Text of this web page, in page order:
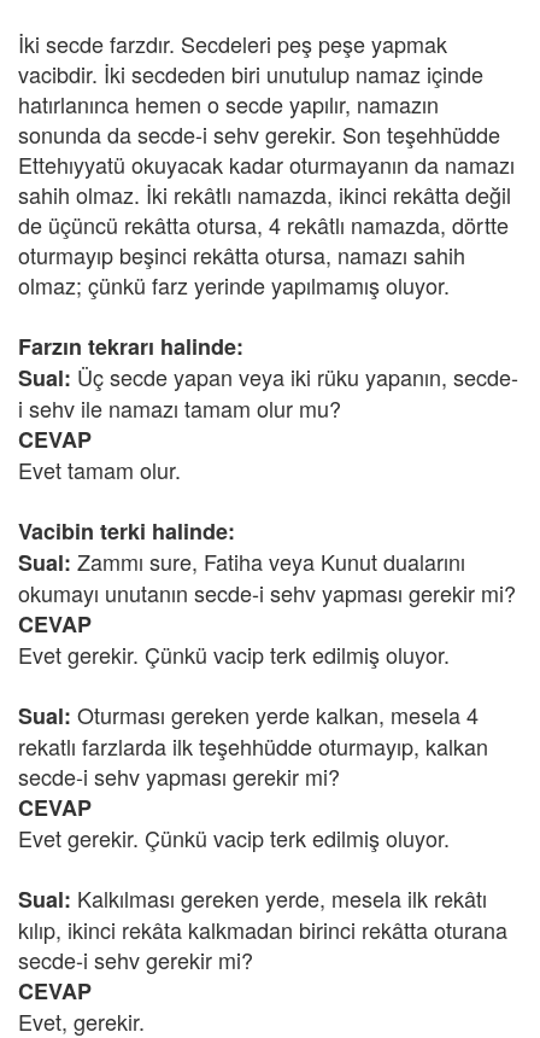
İki secde farzdır. Secdeleri peş peşe yapmak
vacibdir. İki secdeden biri unutulup namaz içinde
hatırlanınca hemen o secde yapılır, namazın
sonunda da secde-i sehv gerekir. Son teşehhüdde
Ettehıyyatü okuyacak kadar oturmayanın da namazı
sahih olmaz. İki rekâtlı namazda, ikinci rekâtta değil
de üçüncü rekâtta otursa, 4 rekâtlı namazda, dörtte
oturmayıp beşinci rekâtta otursa, namazı sahih
olmaz; çünkü farz yerinde yapılmamış oluyor.
Farzın tekrarı halinde:
Sual: Üç secde yapan veya iki rüku yapanın, secde-
i sehv ile namazı tamam olur mu?
CEVAP
Evet tamam olur.
Vacibin terki halinde:
Sual: Zammı sure, Fatiha veya Kunut dualarını
okumayı unutanın secde-i sehv yapması gerekir mi?
CEVAP
Evet gerekir. Çünkü vacip terk edilmiş oluyor.
Sual: Oturması gereken yerde kalkan, mesela 4
rekatlı farzlarda ilk teşehhüdde oturmayıp, kalkan
secde-i sehv yapması gerekir mi?
CEVAP
Evet gerekir. Çünkü vacip terk edilmiş oluyor.
Sual: Kalkılması gereken yerde, mesela ilk rekâtı
kılıp, ikinci rekâta kalkmadan birinci rekâtta oturana
secde-i sehv gerekir mi?
CEVAP
Evet, gerekir.